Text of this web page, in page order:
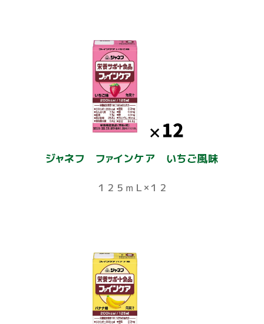
ジャネフ ファインケア いちご風味
１２５ｍＬ×１２